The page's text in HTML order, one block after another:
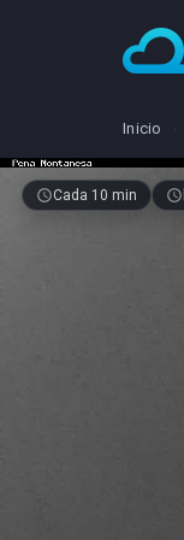
Inicio
scheduleCada 10 min access_time